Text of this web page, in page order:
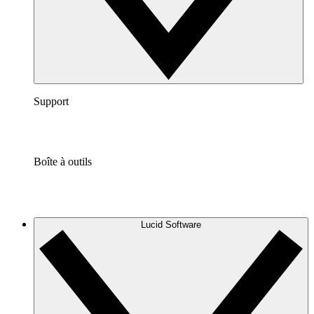
Support
Boîte à outils
Lucid Software